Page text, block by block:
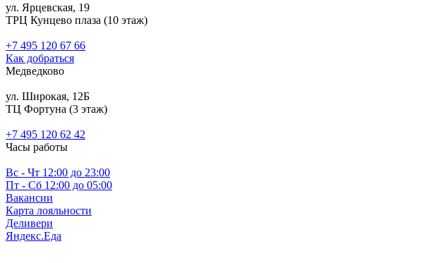
ул. Ярцевская, 19
ТРЦ Кунцево плаза (10 этаж)
+7 495 120 67 66
Как добраться
Медведково
ул. Широкая, 12Б
ТЦ Фортуна (3 этаж)
‎+7 495 120 62 42
Часы работы
Вс - Чт 12:00 до 23:00
Пт - Сб 12:00 до 05:00
Вакансии
Карта лояльности
Деливери
Яндекс.Еда